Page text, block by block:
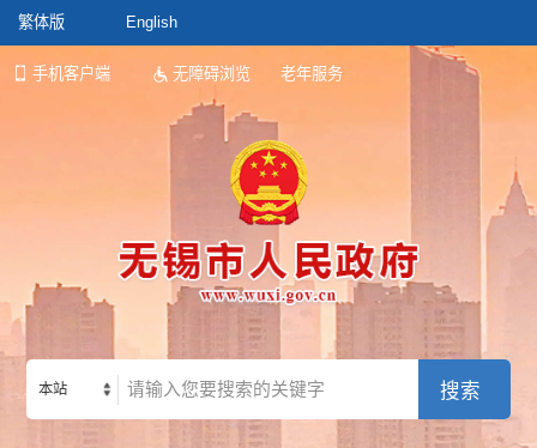
繁体版 English
手机客户端 无障碍浏览 老年服务
本站